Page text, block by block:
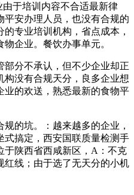
由于培训内容不合适最新律
安办理人员，也没有合规的
专业培训机构，省点成本，
企业。餐饮办事单元。
分不承认，但不少企业却正
没有合规天分，良多企业想
业的欢送，熟悉最新的食物平
的坑。：越来越多的企业，
式搞定，西安国联质量检测手
于陕西省西咸新区，A：不克
红线；由于选了无天分的小机